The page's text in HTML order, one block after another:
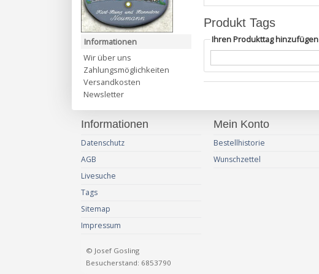
Produkt Tags
Ihren Produkttag hinzufügen
Informationen
Wir über uns
Zahlungsmöglichkeiten
Versandkosten
Newsletter
Informationen
Datenschutz
AGB
Livesuche
Tags
Sitemap
Impressum
Mein Konto
Bestellhistorie
Wunschzettel
© Josef Gosling
Besucherstand: 6853790